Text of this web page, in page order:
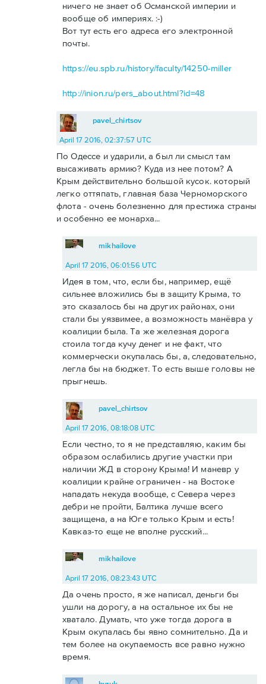
ничего не знает об Османской империи и
вообще об империях. :-)
Вот тут есть его адреса его электронной
почты.
https://eu.spb.ru/history/faculty/14250-miller
http://inion.ru/pers_about.html?id=48
pavel_chirtsov
April 17 2016, 02:37:57 UTC
По Одессе и ударили, а был ли смысл там
высаживать армию? Куда из нее потом? А
Крым действительно большой кусок. который
легко оттяпать, главная база Черноморского
флота - очень болезненно для престижа страны
и особенно ее монарха...
mikhailove
April 17 2016, 06:01:56 UTC
Идея в том, что, если бы, например, ещё
сильнее вложились бы в защиту Крыма, то
это сказалось бы на других районах, они
стали бы уязвимее, а возможность манёвра у
коалиции была. Та же железная дорога
стоила тогда кучу денег и не факт, что
коммерчески окупалась бы, а, следовательно,
легла бы на бюджет. То есть выше головы не
прыгнешь.
pavel_chirtsov
April 17 2016, 08:18:08 UTC
Если честно, то я не представляю, каким бы
образом ослабились другие участки при
наличии ЖД в сторону Крыма! И маневр у
коалиции крайне ограничен - на Востоке
нападать некуда вообще, с Севера через
дебри не пройти, Балтика лучше всего
защищена, а на Юге только Крым и есть!
Кавказ-то еще не вполне русский...
mikhailove
April 17 2016, 08:23:43 UTC
Да очень просто, я же написал, деньги бы
ушли на дорогу, а на остальное их бы не
хватало. Думать, что уже тогда дорога в
Крым окупалась бы явно сомнительно. Да и
тем более на окупаемость все равно нужно
время.